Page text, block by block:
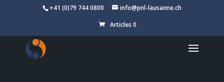
+41 (0)79 744 0800
info@pnl-lausanne.ch
Articles 0
Coaching